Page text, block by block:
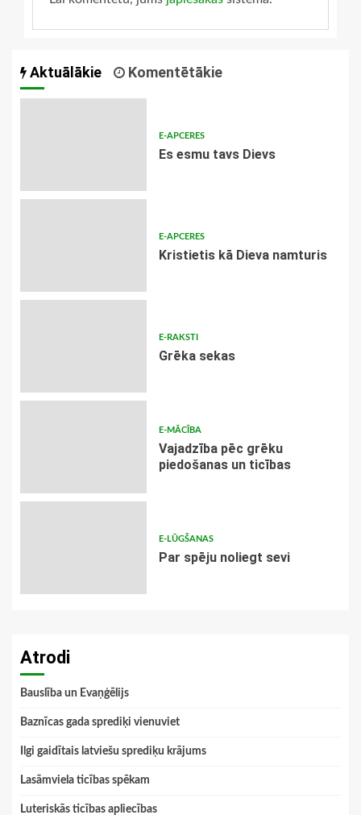
Aktuālākie Komentētākie
E-APCERES
Es esmu tavs Dievs
E-APCERES
Kristietis kā Dieva namturis
E-RAKSTI
Grēka sekas
E-MĀCĪBA
Vajadzība pēc grēku
piedošanas un ticības
E-LŪGŠANAS
Par spēju noliegt sevi
Atrodi
Bauslība un Evaņģēlijs
Baznīcas gada sprediķi vienuviet
Ilgi gaidītais latviešu sprediķu krājums
Lasāmviela ticības spēkam
Luteriskās ticības apliecības